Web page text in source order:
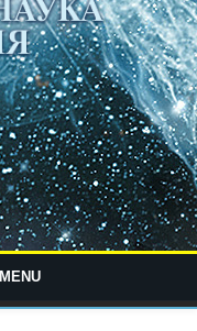
MENU